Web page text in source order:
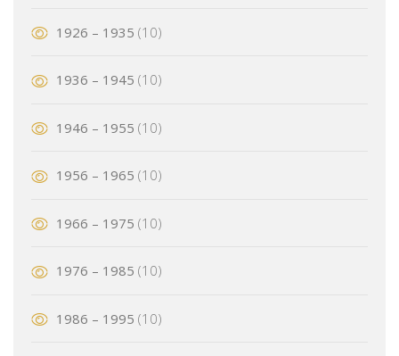
1926 – 1935 (10)
1936 – 1945 (10)
1946 – 1955 (10)
1956 – 1965 (10)
1966 – 1975 (10)
1976 – 1985 (10)
1986 – 1995 (10)